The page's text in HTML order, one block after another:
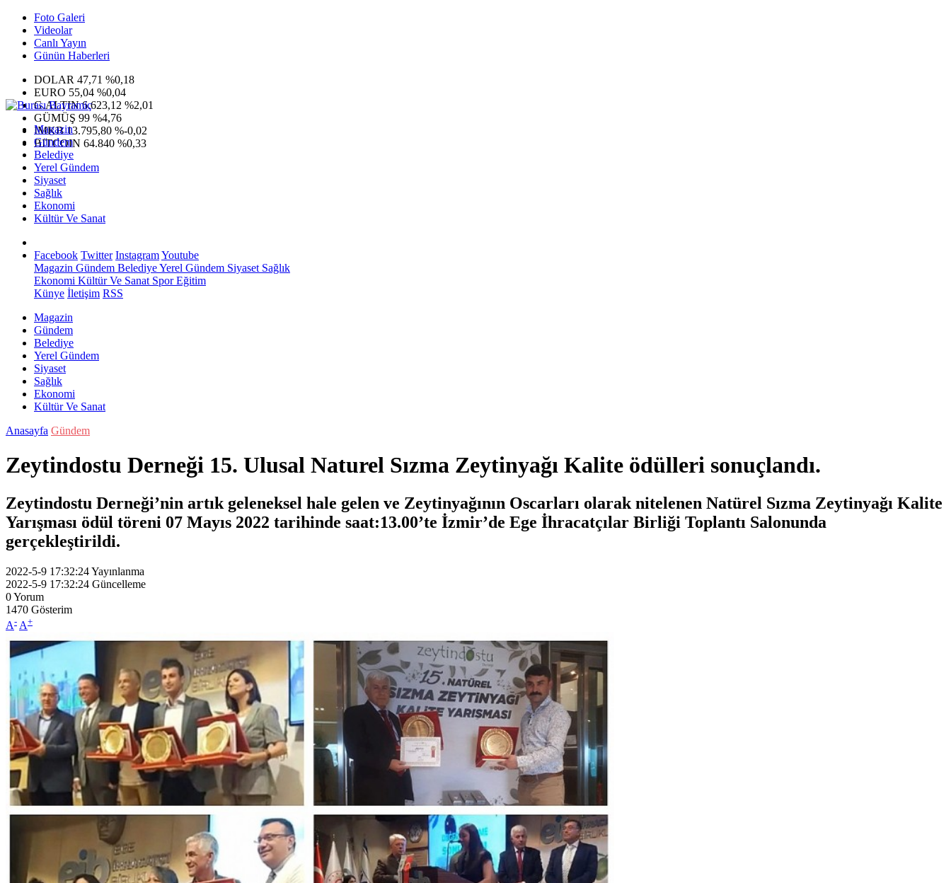
Foto Galeri
Videolar
Canlı Yayın
Günün Haberleri
DOLAR 47,71 %0,18
EURO 55,04 %0,04
G.ALTIN6.623,12 %2,01
GÜMÜŞ 99 %4,76
IMKB13.795,80 %-0,02
BITCOIN 64.840 %0,33
Magazin
Gündem
Belediye
Yerel Gündem
Siyaset
Sağlık
Ekonomi
Kültür Ve Sanat
Facebook Twitter InstagramYoutube
Magazin Gündem BelediyeYerel Gündem Siyaset Sağlık
Ekonomi Kültür Ve Sanat SporEğitim
Künye İletişim RSS
Magazin
Gündem
Belediye
Yerel Gündem
Siyaset
Sağlık
Ekonomi
Kültür Ve Sanat
Anasayfa Gündem
Zeytindostu Derneği 15. Ulusal Naturel Sızma Zeytinyağı Kalite ödülleri sonuçlandı.
Zeytindostu Derneği’nin artık geleneksel hale gelen ve Zeytinyağının Oscarları olarak nitelenen Natürel Sızma Zeytinyağı Kalite
Yarışması ödül töreni 07 Mayıs 2022 tarihinde saat:13.00’te İzmir’de Ege İhracatçılar Birliği Toplantı Salonunda
gerçekleştirildi.
2022-5-9 17:32:24Yayınlanma
2022-5-9 17:32:24 Güncelleme
0Yorum
1470 Gösterim
A- A+